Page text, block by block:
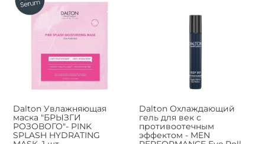
Dalton Увлажняющая
маска "БРЫЗГИ
РОЗОВОГО"- PINK
SPLASH HYDRATING
Dalton Охлаждающий
гель для век с
противоотечным
эффектом - MEN